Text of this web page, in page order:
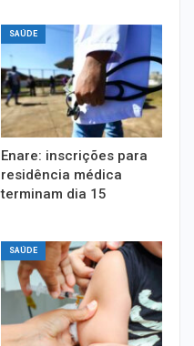
SAÚDE
Enare: inscrições para
residência médica
terminam dia 15
SAÚDE